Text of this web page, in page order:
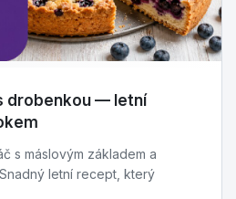
drobenkou — letní
s máslovým základem a
letní recept, který